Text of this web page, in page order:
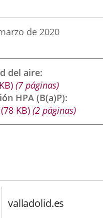
de 2020
del aire
KB)(7 páginas)
HPA (B(a)P)
KB)(2 páginas)
valladolid.es